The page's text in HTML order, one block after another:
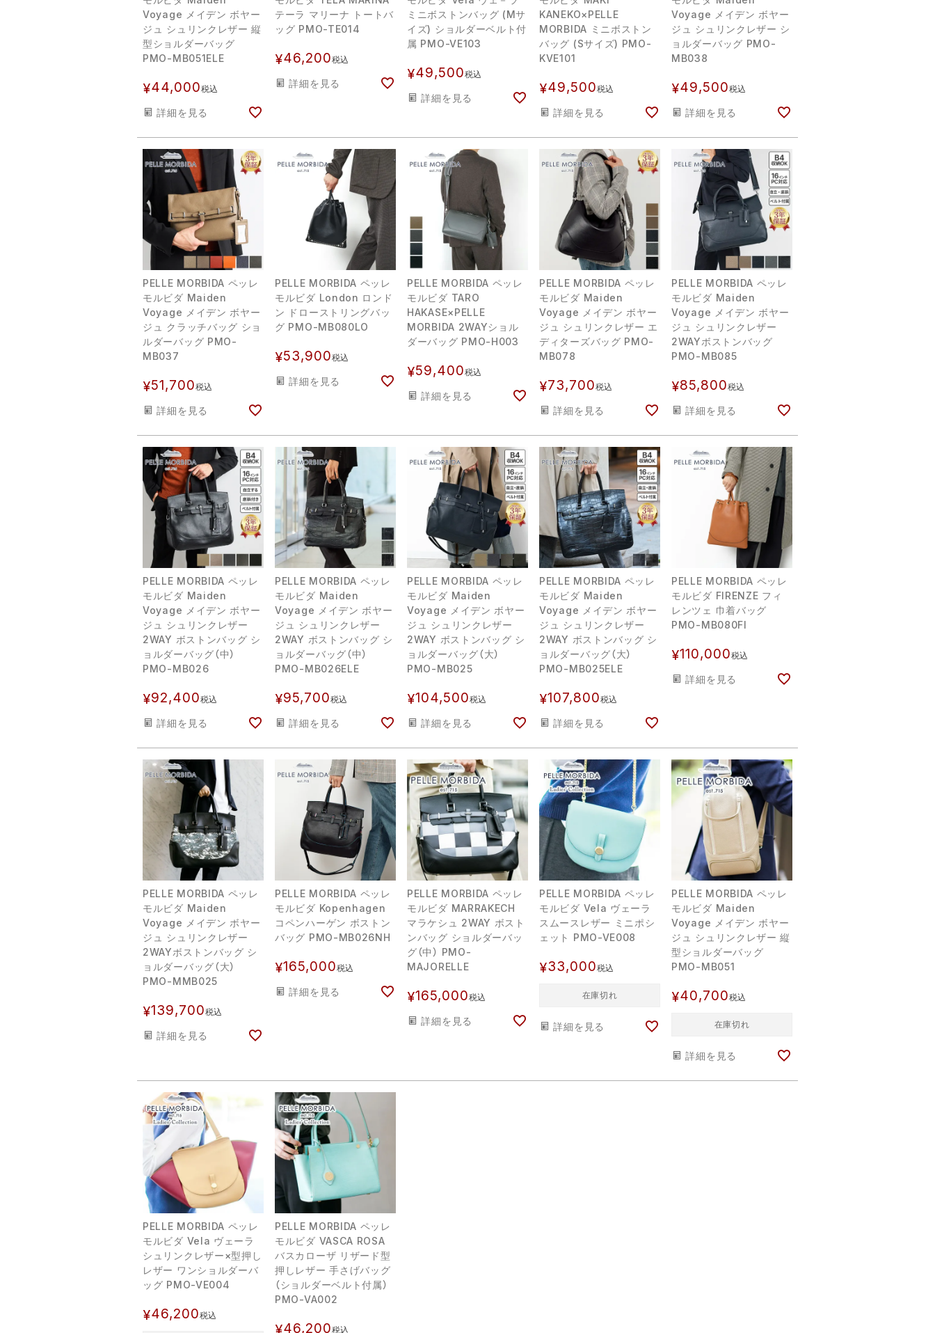
Voyage メイデン ボヤー
ジュ シュリンクレザー 縦
型ショルダーバッグ
PMO-MB051ELE
¥44,000税込
詳細を見る
テーラ マリーナ トートバ
ッグ PMO-TE014
¥46,200税込
詳細を見る
ミニボストンバッグ (Mサ
イズ) ショルダーベルト付
属 PMO-VE103
¥49,500税込
詳細を見る
KANEKO×PELLE
MORBIDA ミニボストン
バッグ (Sサイズ) PMO-
KVE101
¥49,500税込
詳細を見る
Voyage メイデン ボヤー
ジュ シュリンクレザー シ
ョルダーバッグ PMO-
MB038
¥49,500税込
詳細を見る
PELLE MORBIDA ペッレ
モルビダ Maiden
Voyage メイデン ボヤー
ジュ クラッチバッグ ショ
ルダーバッグ PMO-
MB037
¥51,700税込
詳細を見る
PELLE MORBIDA ペッレ
モルビダ London ロンド
ン ドローストリングバッ
グ PMO-MB080LO
¥53,900税込
詳細を見る
PELLE MORBIDA ペッレ
モルビダ TARO
HAKASE×PELLE
MORBIDA 2WAYショル
ダーバッグ PMO-H003
¥59,400税込
詳細を見る
PELLE MORBIDA ペッレ
モルビダ Maiden
Voyage メイデン ボヤー
ジュ シュリンクレザー エ
ディターズバッグ PMO-
MB078
¥73,700税込
詳細を見る
PELLE MORBIDA ペッレ
モルビダ Maiden
Voyage メイデン ボヤー
ジュ シュリンクレザー
2WAYボストンバッグ
PMO-MB085
¥85,800税込
詳細を見る
PELLE MORBIDA ペッレ
モルビダ Maiden
Voyage メイデン ボヤー
ジュ シュリンクレザー
2WAY ボストンバッグ シ
ョルダーバッグ（中）
PMO-MB026
¥92,400税込
詳細を見る
PELLE MORBIDA ペッレ
モルビダ Maiden
Voyage メイデン ボヤー
ジュ シュリンクレザー
2WAY ボストンバッグ シ
ョルダーバッグ（中）
PMO-MB026ELE
¥95,700税込
詳細を見る
PELLE MORBIDA ペッレ
モルビダ Maiden
Voyage メイデン ボヤー
ジュ シュリンクレザー
2WAY ボストンバッグ シ
ョルダーバッグ（大）
PMO-MB025
¥104,500税込
詳細を見る
PELLE MORBIDA ペッレ
モルビダ Maiden
Voyage メイデン ボヤー
ジュ シュリンクレザー
2WAY ボストンバッグ シ
ョルダーバッグ（大）
PMO-MB025ELE
¥107,800税込
詳細を見る
PELLE MORBIDA ペッレ
モルビダ FIRENZE フィ
レンツェ 巾着バッグ
PMO-MB080FI
¥110,000税込
詳細を見る
PELLE MORBIDA ペッレ
モルビダ Maiden
Voyage メイデン ボヤー
ジュ シュリンクレザー
2WAYボストンバッグ シ
ョルダーバッグ（大）
PMO-MMB025
¥139,700税込
詳細を見る
PELLE MORBIDA ペッレ
モルビダ Kopenhagen
コペンハーゲン ボストン
バッグ PMO-MB026NH
¥165,000税込
詳細を見る
PELLE MORBIDA ペッレ
モルビダ MARRAKECH
マラケシュ 2WAY ボスト
ンバッグ ショルダーバッ
グ（中） PMO-
MAJORELLE
¥165,000税込
詳細を見る
PELLE MORBIDA ペッレ
モルビダ Vela ヴェーラ
スムースレザー ミニポシ
ェット PMO-VE008
¥33,000税込
在庫切れ
詳細を見る
PELLE MORBIDA ペッレ
モルビダ Maiden
Voyage メイデン ボヤー
ジュ シュリンクレザー 縦
型ショルダーバッグ
PMO-MB051
¥40,700税込
在庫切れ
詳細を見る
PELLE MORBIDA ペッレ
モルビダ Vela ヴェーラ
シュリンクレザー×型押し
レザー ワンショルダーバ
ッグ PMO-VE004
¥46,200税込
PELLE MORBIDA ペッレ
モルビダ VASCA ROSA
バスカローザ リザード型
押しレザー 手さげバッグ
（ショルダーベルト付属）
PMO-VA002
¥46,200税込